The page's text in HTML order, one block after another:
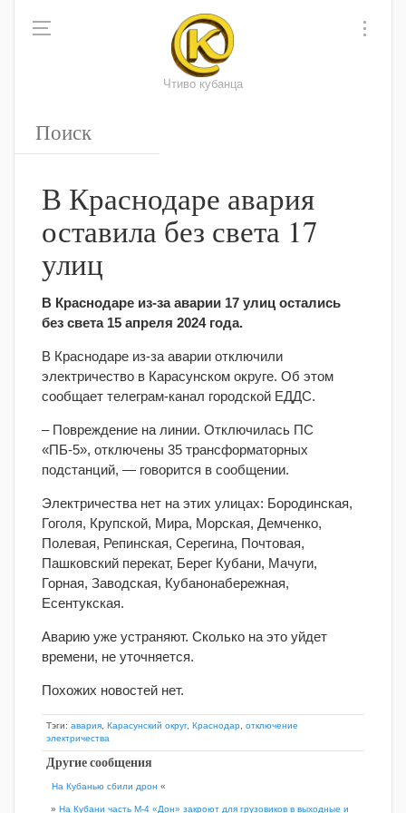
Чтиво кубанца
В Краснодаре авария
оставила без света 17
улиц
В Краснодаре из-за аварии 17 улиц остались
без света 15 апреля 2024 года.
В Краснодаре из-за аварии отключили
электричество в Карасунском округе. Об этом
сообщает телеграм-канал городской ЕДДС.
– Повреждение на линии. Отключилась ПС
«ПБ-5», отключены 35 трансформаторных
подстанций, — говорится в сообщении.
Электричества нет на этих улицах: Бородинская,
Гоголя, Крупской, Мира, Морская, Демченко,
Полевая, Репинская, Серегина, Почтовая,
Пашковский перекат, Берег Кубани, Мачуги,
Горная, Заводская, Кубанонабережная,
Есентукская.
Аварию уже устраняют. Сколько на это уйдет
времени, не уточняется.
Похожих новостей нет.
Тэги: авария Карасунский округ, Краснодар отключение
электричества
Другие сообщения
На Кубанью сбили дрон «
» На Кубани часть М-4 «Дон» закроют для грузовиков в выходные и